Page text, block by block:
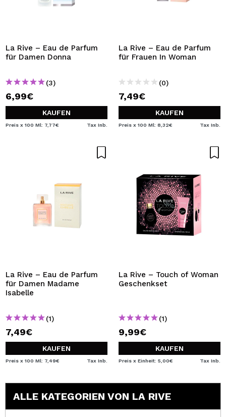
La Rive – Eau de Parfum
für Damen Donna
(3)
6,99€
KAUFEN
Preis x 100 Ml: 7,77€ Tax Inb.
La Rive – Eau de Parfum
für Frauen In Woman
(0)
7,49€
KAUFEN
Preis x 100 Ml: 8,32€ Tax Inb.
La Rive – Eau de Parfum
für Damen Madame
Isabelle
(1)
7,49€
KAUFEN
Preis x 100 Ml: 7,49€ Tax Inb.
La Rive – Touch of Woman
Geschenkset
(1)
9,99€
KAUFEN
Preis x Einheit: 5,00€ Tax Inb.
ALLE KATEGORIEN VON LA RIVE